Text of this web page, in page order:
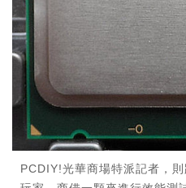
PCDIY!光華商場特派記者，